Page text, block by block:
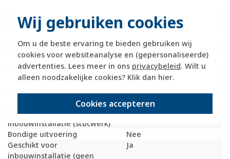
Wij gebruiken cookies
Om u de beste ervaring te bieden gebruiken wij
cookies voor websiteanalyse en (gepersonaliseerde)
advertenties. Lees meer in ons privacybeleid. Wilt u
alleen noodzakelijke cookies? Klik dan hier.
Cookies accepteren
Montagerichting
Horizontaal en
verticaal
Slagvastheid
IK02
Beschermingsgraad (IP)
IP20
Geschikt voor vloerpot
Nee
Transparant
Nee
Uitvoering oppervlakte
Glanzend
Geschikt voor wandgoot
Ja
Geschikt voor
inbouwinstallatie (stucwerk)
Ja
Bondige uitvoering
Nee
Geschikt voor
inbouwinstallatie (geen
Ja